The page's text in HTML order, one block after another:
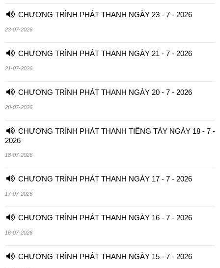
CHƯƠNG TRÌNH PHÁT THANH NGÀY 23 - 7 - 2026
23-07-2026
CHƯƠNG TRÌNH PHÁT THANH NGÀY 21 - 7 - 2026
21-07-2026
CHƯƠNG TRÌNH PHÁT THANH NGÀY 20 - 7 - 2026
20-07-2026
CHƯƠNG TRÌNH PHÁT THANH TIẾNG TÀY NGÀY 18 - 7 -
2026
18-07-2026
CHƯƠNG TRÌNH PHÁT THANH NGÀY 17 - 7 - 2026
17-07-2026
CHƯƠNG TRÌNH PHÁT THANH NGÀY 16 - 7 - 2026
16-07-2026
CHƯƠNG TRÌNH PHÁT THANH NGÀY 15 - 7 - 2026